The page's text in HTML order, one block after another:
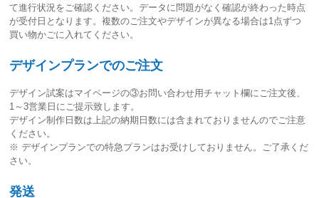
て進行状況をご確認ください。データに問題がなく確認が終わった時点
が受付日 となります。複数のご注文やデザインが異なる場合は1点ずつ
買い物かごに入れてください。
デザインプランでのご注文
デザイン試案はマイページの③お問い合わせ用チャット欄にご注文後、
1～3営業日 にご提示致します。
デザイン制作日数は上記の納期日数には含まれておりませんのでご注意
ください。
※ デザインプランでの特急プランはお受けしておりません。ご了承くだ
さい。
発送